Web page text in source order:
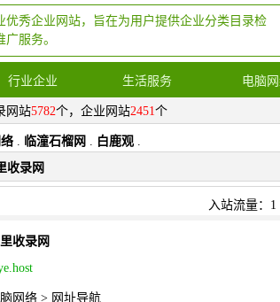
优秀企业网站，旨在为用户提供企业分类目录检
服务。
行业企业 生活服务 电脑
网站5782个，企业网站2451个
. 临潼石榴网 . 白鹿观 .
收录网
入站流量：1
收录网
网络 > 网址导航